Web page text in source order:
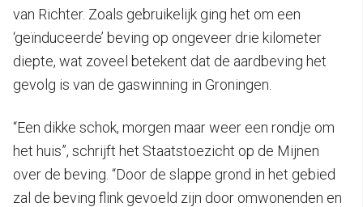
van Richter. Zoals gebruikelijk ging het om een
‘geïnduceerde’ beving op ongeveer drie kilometer
diepte, wat zoveel betekent dat de aardbeving het
gevolg is van de gaswinning in Groningen.
“Een dikke schok, morgen maar weer een rondje om
het huis”, schrijft het Staatstoezicht op de Mijnen
over de beving. “Door de slappe grond in het gebied
zal de beving flink gevoeld zijn door omwonenden en